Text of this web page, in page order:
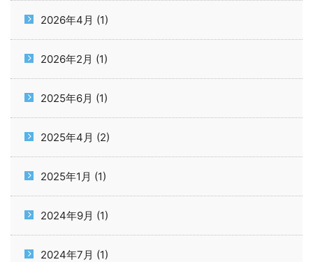
2026年4月 (1)
2026年2月 (1)
2025年6月 (1)
2025年4月 (2)
2025年1月 (1)
2024年9月 (1)
2024年7月 (1)